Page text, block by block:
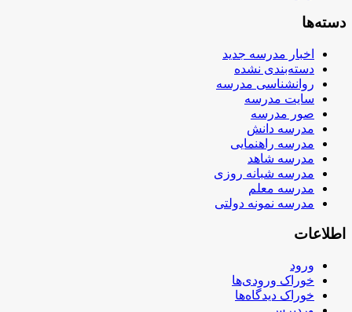
دسته‌ها
اخبار مدرسه جدید
دسته‌بندی نشده
روانشناسی مدرسه
سایت مدرسه
صور مدرسه
مدرسه دانش
مدرسه راهنمایی
مدرسه شاهد
مدرسه شبانه روزی
مدرسه معلم
مدرسه نمونه دولتی
اطلاعات
ورود
خوراک ورودی‌ها
خوراک دیدگاه‌ها